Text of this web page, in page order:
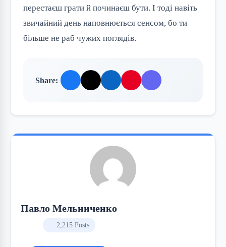
перестаєш грати й починаєш бути. І тоді навіть
звичайний день наповнюється сенсом, бо ти
більше не раб чужих поглядів.
Share:
Павло Мельниченко
2,215 Posts